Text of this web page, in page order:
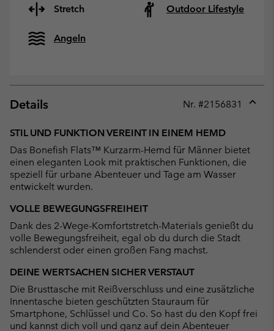
Stretch Outdoor Lifestyle
Angeln
Details Nr. #2156831
STIL UND FUNKTION VEREINT IN EINEM HEMD
Das Bonefish Flats™ Kurzarm-Hemd für Männer bietet
einen eleganten Look mit praktischen Funktionen, die
speziell für urbane Abenteuer und Tage am Wasser
entwickelt wurden.
VOLLE BEWEGUNGSFREIHEIT
Dank des 2-Wege-Komfortstretch-Materials genießt du
volle Bewegungsfreiheit, egal ob du durch die Stadt
schlenderst oder einen großen Fang machst.
DEINE WERTSACHEN SICHER VERSTAUT
Die Brusttasche mit Reißverschluss und eine zusätzliche
Innentasche bieten geschützten Stauraum für
Smartphone, Schlüssel und Co. So hast du den Kopf frei
und kannst dich voll und ganz auf dein Abenteuer